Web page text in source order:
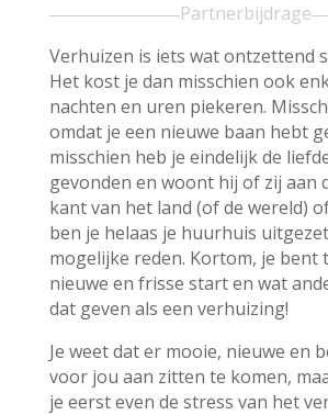
Partnerbijdrage
Verhuizen is iets wat ontzettend
Het kost je dan misschien ook
nachten en uren piekeren.
omdat je een nieuwe baan hebt
misschien heb je eindelijk de
gevonden en woont hij of zij aan
kant van het land (of de wereld)
ben je helaas je huurhuis
mogelijke reden. Kortom, je bent
nieuwe en frisse start en wat
dat geven als een verhuizing!
Je weet dat er mooie, nieuwe en
voor jou aan zitten te komen,
je eerst even de stress van het